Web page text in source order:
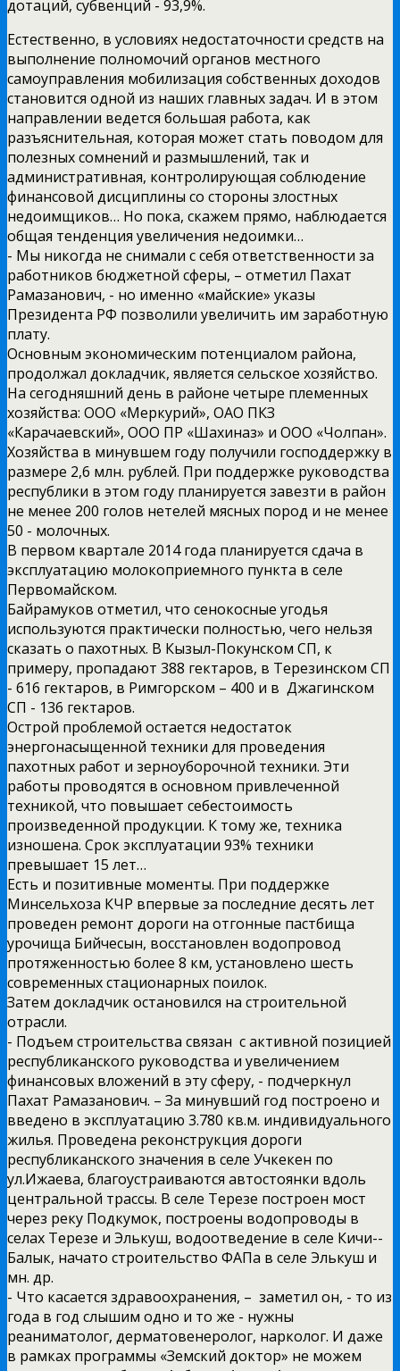
дотаций, субвенций -­ 93,9%.
Естественно, в условиях недостаточности средств на
выполнение полномочий органов местного
самоуправления мобилизация собственных доходов
становится одной из наших главных задач. И в этом
направлении ведется большая работа, как
разъяснительная, которая может стать поводом для
полезных сомнений и размышлений, так и
административная, контролирующая соблюдение
финансовой дисциплины со стороны злостных
недоимщиков… Но пока, скажем прямо, наблюдается
общая тенденция увеличения недоимки…
­- Мы никогда не снимали с себя ответственности за
работников бюджетной сферы,­ – отметил Пахат
Рамазанович, -­ но именно «майские» указы
Президента РФ позволили увеличить им заработную
плату.
Основным экономическим потенциалом района,
продолжал докладчик, является сельское хозяйство.
На сегодняшний день в районе четыре племенных
хозяйства: ООО «Меркурий», ОАО ПКЗ
«Карачаевский», OOО ПР «Шахиназ» и ООО «Чолпан».
Хозяйства в минувшем году получили господдержку в
размере 2,6 млн. рублей. При поддержке руководства
республики в этом году планируется завезти в район
не менее 200 голов нетелей мясных пород и не менее
50 ­- молочных.
В первом квартале 2014 года планируется сдача в
эксплуатацию молокоприемного пункта в селе
Первомайском.
Байрамуков отметил, что сенокосные угодья
используются практически полностью, чего нельзя
сказать о пахотных. В Кызыл-­Покунском СП, к
примеру, пропадают 388 гектаров, в Терезинском СП
-­ 616 гектаров, в Римгорском – 400 и в Джагинском
СП ­- 136 гектаров.
Острой проблемой остается недостаток
энергонасыщенной техники для проведения
пахотных работ и зерноуборочной техники. Эти
работы проводятся в основном привлеченной
техникой, что повышает себестоимость
произведенной продукции. К тому же, техника
изношена. Срок эксплуатации 93% техники
превышает 15 лет…
Есть и позитивные моменты. При поддержке
Минсельхоза КЧР впервые за последние десять лет
проведен ремонт дороги на отгонные пастбища
урочища Бийчесын, восстановлен водопровод
протяженностью более 8 км, установлено шесть
современных стационарных поилок.
Затем докладчик остановился на строительной
отрасли.
­- Подъем строительства связан с активной позицией
республиканского руководства и увеличением
финансовых вложений в эту сферу, -­ подчеркнул
Пахат Рамазанович.­ – За минувший год построено и
введено в эксплуатацию 3.780 кв.м. индивидуального
жилья. Проведена реконструкция дороги
республиканского значения в селе Учкекен по
ул.Ижаева, благоустраиваются автостоянки вдоль
центральной трассы. В селе Терезе построен мост
через реку Подкумок, построены водопроводы в
селах Терезе и Элькуш, водоотведение в селе Кичи-­
Балык, начато строительство ФАПа в селе Элькуш и
мн. др.
­- Что касается здравоохранения, – ­ заметил он, -­ то из
года в год слышим одно и то же ­- нужны
реаниматолог, дерматовенеролог, нарколог. И даже
в рамках программы «Земский доктор» не можем